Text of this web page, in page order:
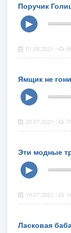
Поручик
▶
01.08.2021
Ямщик не
▶
22.07.2021
Эти модные
▶
19.07.2021
Ласковая